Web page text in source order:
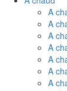
A
A
A
A
A
A
A